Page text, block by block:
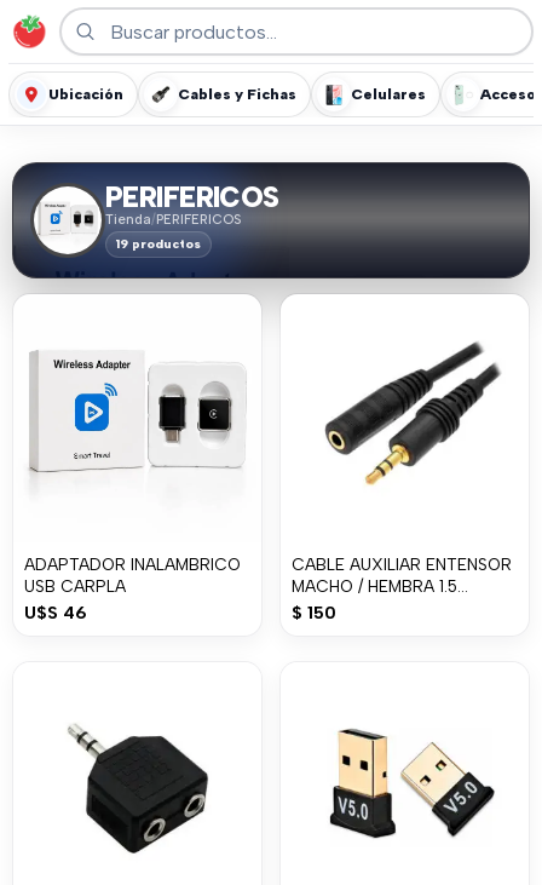
Ubicación Cables y Fichas Celulares
PERIFERICOS
Tienda/PERIFERICOS
19 productos
ADAPTADOR INALAMBRICO
USB CARPLA
U$S 46
CABLE AUXILIAR ENTENSOR
MACHO / HEMBRA 1.5
METROS NEGRO JK
$ 150